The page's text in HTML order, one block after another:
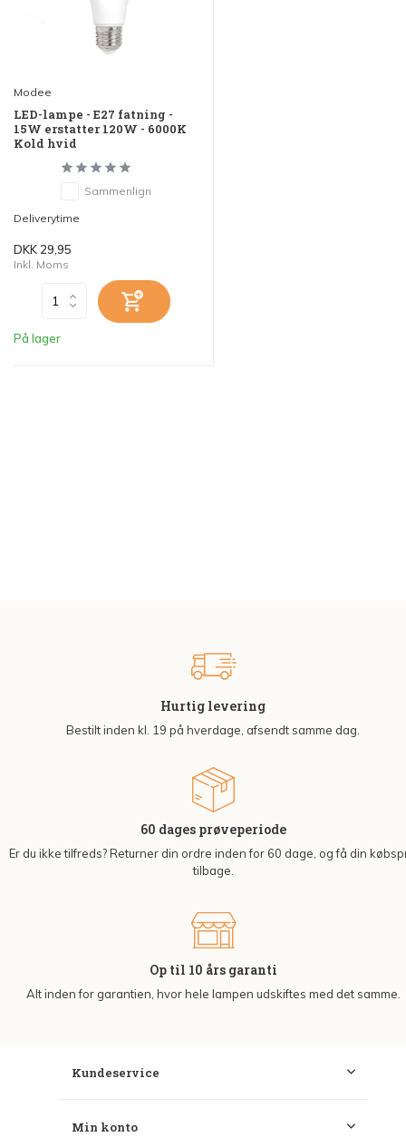
Modee
LED-lampe - E27 fatning -
15W erstatter 120W - 6000K
Kold hvid
Sammenlign
Deliverytime
DKK 29,95
Inkl. Moms
På lager
Hurtig levering
Bestilt inden kl. 19 på hverdage, afsendt samme dag.
60 dages prøveperiode
Er du ikke tilfreds? Returner din ordre inden for 60 dage, og få din
tilbage.
Op til 10 års garanti
Alt inden for garantien, hvor hele lampen udskiftes med det samme.
Kundeservice
Min konto